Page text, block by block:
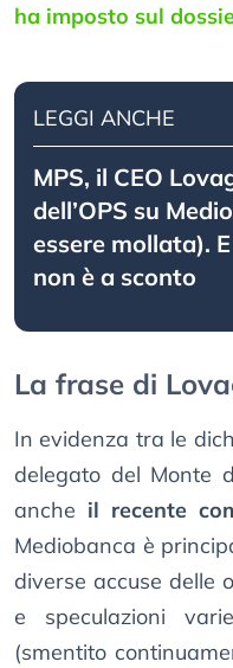
ha imposto sul
LEGGI ANCHE
MPS, il CEO
dell’OPS su
essere mollata).
non è a sconto
La frase di
In evidenza tra le
delegato del Monte
anche il recente
Mediobanca è
diverse accuse delle
e speculazioni
(smentito